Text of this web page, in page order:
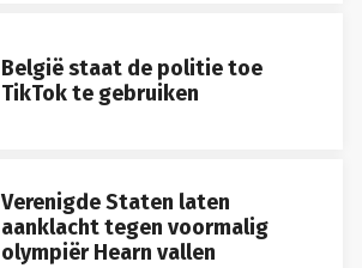
België staat de politie toe
TikTok te gebruiken
Verenigde Staten laten
aanklacht tegen voormalig
olympiër Hearn vallen